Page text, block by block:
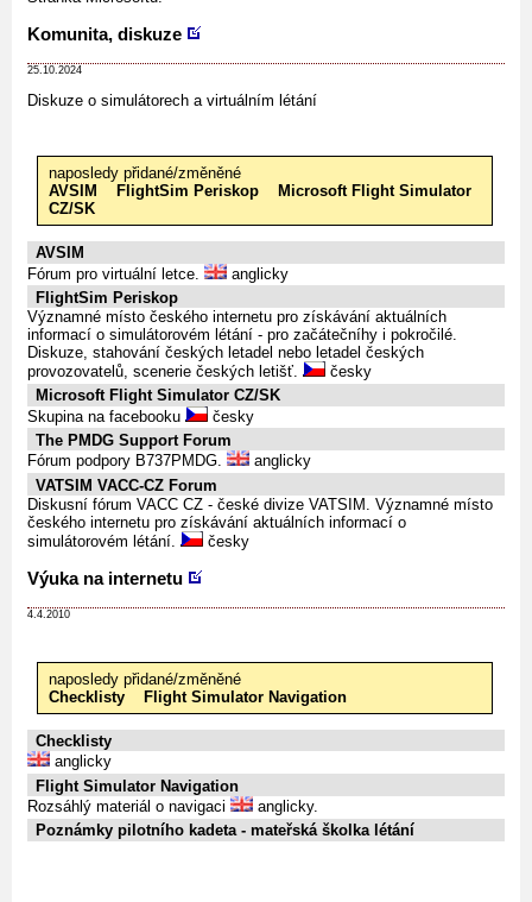
Komunita, diskuze
25.10.2024
Diskuze o simulátorech a virtuálním létání
naposledy přidané/změněné
AVSIM
FlightSim Periskop
Microsoft Flight Simulator
CZ/SK
AVSIM
Fórum pro virtuální letce.
anglicky
FlightSim Periskop
Významné místo českého internetu pro získávání aktuálních
informací o simulátorovém létání - pro začátečníhy i pokročilé.
Diskuze, stahování českých letadel nebo letadel českých
provozovatelů, scenerie českých letišť.
česky
Microsoft Flight Simulator CZ/SK
Skupina na facebooku
česky
The PMDG Support Forum
Fórum podpory B737PMDG.
anglicky
VATSIM VACC-CZ Forum
Diskusní fórum VACC CZ - české divize VATSIM. Významné místo
českého internetu pro získávání aktuálních informací o
simulátorovém létání.
česky
Výuka na internetu
4.4.2010
naposledy přidané/změněné
Checklisty
Flight Simulator Navigation
Checklisty
anglicky
Flight Simulator Navigation
Rozsáhlý materiál o navigaci
anglicky.
Poznámky pilotního kadeta - mateřská školka létání